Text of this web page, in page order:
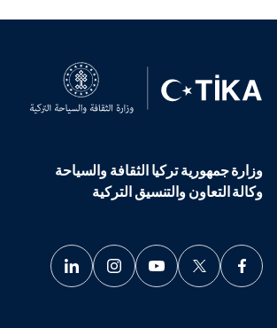
وزارة جمهورية تركيا الثقافة والسياحة
وكالة التعاون والتنسيق التركية